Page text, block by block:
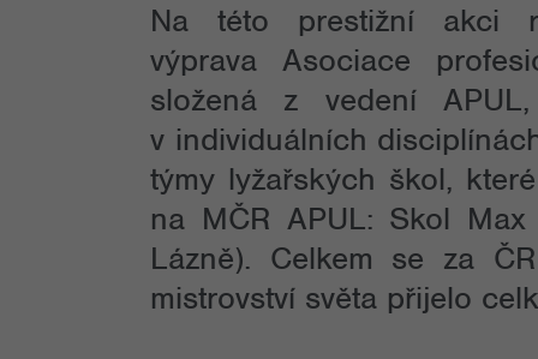
Na této prestižní akci
výprava Asociace
složená z vedení
v individuálních
týmy lyžařských škol,
na MČR APUL: Skol
Lázně). Celkem se za
mistrovství světa přijelo